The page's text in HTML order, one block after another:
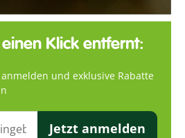
Klick entfernt:
und exklusive Rabatte
Jetzt anmelden